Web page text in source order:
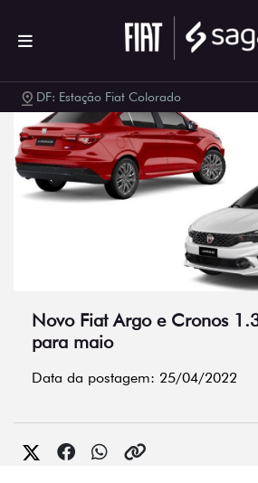
DF: Estação Fiat Colorado
Novo Fiat Argo e Cronos
para maio
Data da postagem: 25/04/2022